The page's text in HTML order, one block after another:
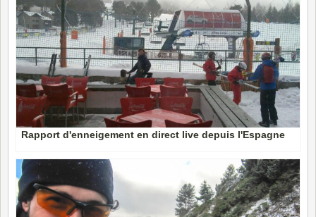
Rapport d'enneigement en direct live depuis l'Espagne